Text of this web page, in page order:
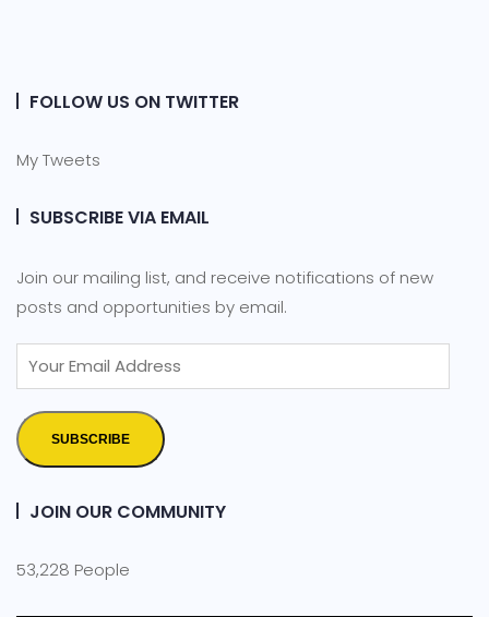
FOLLOW US ON TWITTER
My Tweets
SUBSCRIBE VIA EMAIL
Join our mailing list, and receive notifications of new
posts and opportunities by email.
SUBSCRIBE
JOIN OUR COMMUNITY
53,228 People